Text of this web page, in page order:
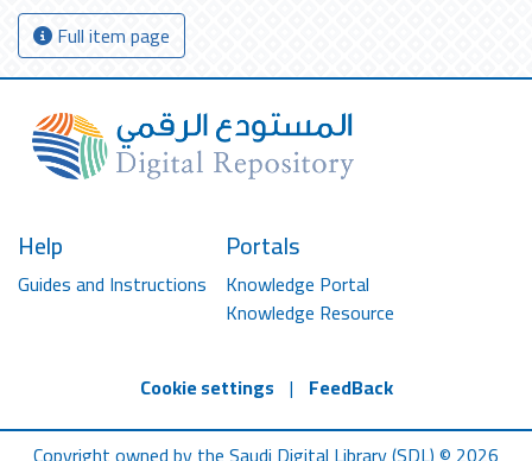
Full item page
Help
Guides and Instructions
Portals
Knowledge Portal
Knowledge Resource
Cookie settings | FeedBack